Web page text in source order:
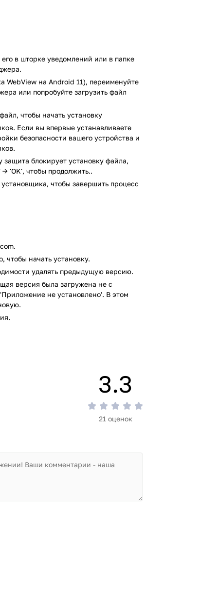
игрок может основать
обустроить джентльменский
огромная!
уличная банда – останется ли она на
либо же постепенно будет
исключительно от амбиций
своего расширения: регулярно
улицы и города, что позволит
банды.
швейцарские часы, руководящие
и талантливые капо. Сделайте
Century Games Pte. Ltd всего за
в 5 000 000+ игроков!
и личных данных игроков (будь то
же данные о реквизитах карт).
В результате проверки по всем
в шторке уведомлений или в папке
на Android 11), переименуйте
или попробуйте загрузить файл
чтобы начать установку
Если вы впервые устанавливаете
безопасности вашего устройства и
блокирует установку файла,
'OK', чтобы продолжить..
чтобы завершить процесс
начать установку.
удалять предыдущую версию.
версия была загружена не с
не установлено'. В этом
3.3
21 оценок